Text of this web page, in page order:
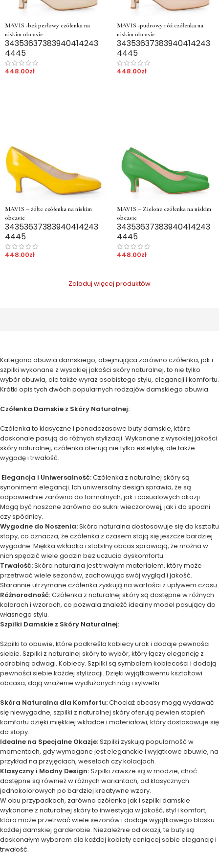
MAVIS -beż perłowy czółenka na
niskim obcasie
34353637383940414243
4445
448.00zł
MAVIS -pudrowy róż czółenka na
niskim obcasie
34353637383940414243
4445
448.00zł
MAVIS – żółte czółenka na niskim
obcasie
34353637383940414243
4445
448.00zł
MAVIS – Zielone czółenka na niskim
obcasie
34353637383940414243
4445
448.00zł
Załaduj więcej produktów
Kategoria obuwia damskiego, obejmująca zarówno czółenka, jak i
szpilki wykonane z wysokiej jakości skóry naturalnej, to nie tylko
wybór obuwia, ale także wyraz osobistego stylu, elegancji i komfortu.
Krótki opis tych dwóch popularnych rodzajów damskiego obuwia:
Czółenka Damskie z Skóry Naturalnej:
Czółenka to klasyczne i ponadczasowe buty damskie, które
doskonale pasują do różnych stylizacji. Wykonane z wysokiej jakości
skóry naturalnej, czółenka oferują nie tylko estetykę, ale także
wygodę i trwałość.
Elegancja i Uniwersalność:Czółenka z naturalnej skóry są
synonimem elegancji. Ich uniwersalny design sprawia, że są
odpowiednie zarówno do formalnych, jak i casualowych okazji.
Mogą być noszone zarówno do sukni wieczorowej, jak i do spodni
czy spódnicy.
Wygodne do Noszenia:Skóra naturalna dostosowuje się do kształtu
stopy, co oznacza, że czółenka z czasem stają się jeszcze bardziej
wygodne. Miękka wkładka i stabilny obcas sprawiają, że można w
nich spędzić wiele godzin bez uczucia dyskomfortu.
Trwałość:Skóra naturalna jest trwałym materiałem, który może
przetrwać wiele sezonów, zachowując swój wygląd i jakość.
Starannie utrzymane czółenka zyskują na wartości z upływem czasu.
Różnorodność:Czółenka z naturalnej skóry są dostępne w różnych
kolorach i wzorach, co pozwala znaleźć idealny model pasujący do
własnego stylu.
Szpilki Damskie z Skóry Naturalnej:
Szpilki to obuwie, które podkreśla kobiecy urok i dodaje pewności
siebie. Szpilki z naturalnej skóry to wybór, który łączy elegancję z
odrobiną odwagi. Kobiecy. Szpilki są symbolem kobiecości i dodają
pewności siebie każdej stylizacji. Dzięki wyjątkowemu kształtowi
obcasa, dają wrażenie wydłużonych nóg i sylwetki.
Skóra Naturalna dla Komfortu:Chociaż obcasy mogą wydawać
się niewygodne, szpilki z naturalnej skóry oferują pewien stopień
komfortu dzięki miękkiej wkładce i materiałowi, który dostosowuje się
do stopy.
Idealne na Specjalne Okazje:Szpilki zyskują popularność w
momentach, gdy wymagane jest eleganckie i wyjątkowe obuwie, na
przykład na przyjęciach, weselach czy kolacjach.
Klasyczny i Modny Design:Szpilki zawsze są w modzie, choć
dostępne są również w różnych wariantach, od klasycznych
jednokolorowych po bardziej kreatywne wzory.
W obu przypadkach, zarówno czółenka jak i szpilki damskie
wykonane z naturalnej skóry to inwestycja w jakość, styl i komfort,
która może przetrwać wiele sezonów i dodaje wyjątkowego blasku
każdej damskiej garderobie. Niezależnie od okazji, te buty są
doskonałym wyborem dla każdej kobiety ceniącej sobie elegancję i
trwałość.